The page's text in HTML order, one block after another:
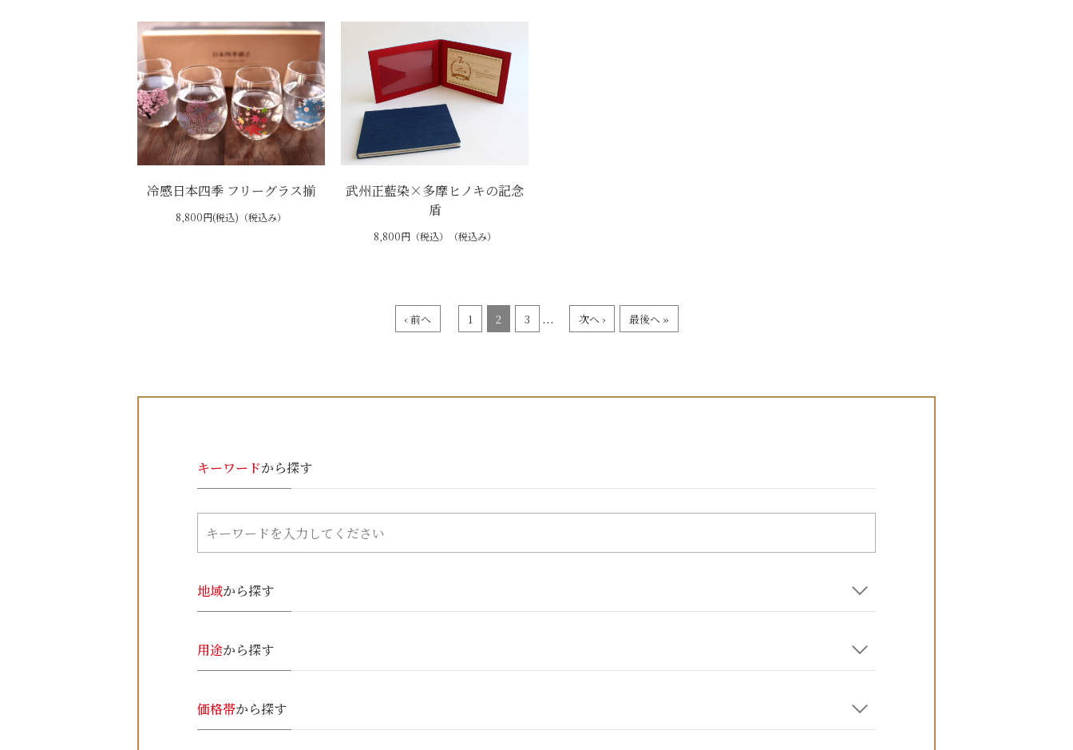
冷感日本四季 フリーグラス揃
8,800円(税込)（税込み）
武州正藍染×多摩ヒノキの記念
盾
8,800円（税込）（税込み）
‹ 前へ 1 2 3 ... 次へ › 最後へ »
キーワードから探す
地域から探す
用途から探す
価格帯から探す